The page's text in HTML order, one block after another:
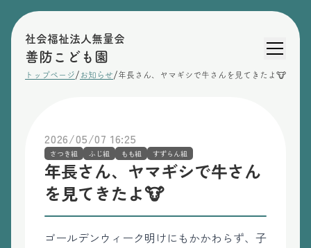
社会福祉法人無量会
善防こども園
トップページ/ お知らせ/年長さん、ヤマギシで牛さんを見てきたよ🐮
2026/05/07 16:25
さつき組 ふじ組 もも組 すずらん組
年長さん、ヤマギシで牛さん
を見てきたよ🐮
ゴールデンウィーク明けにもかかわらず、子